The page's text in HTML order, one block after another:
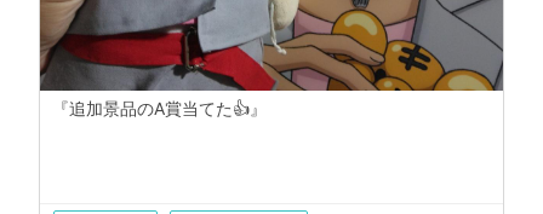
『追加景品のA賞当てた👍』